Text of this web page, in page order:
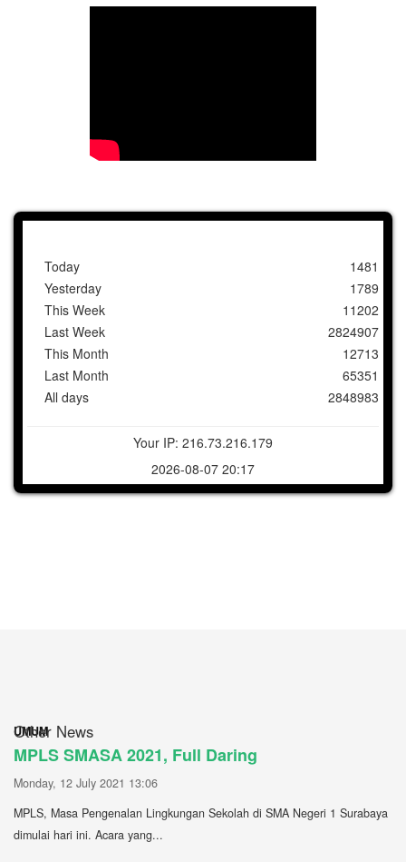
Today
Yesterday
This Week
Last Week
This Month
Last Month
All days
1481
1789
11202
2824907
12713
65351
2848983
Your IP: 216.73.216.179
2026-08-07 20:17
Other News
UMUM
MPLS SMASA 2021, Full Daring
Monday, 12 July 2021 13:06
MPLS, Masa Pengenalan Lingkungan Sekolah di SMA Negeri 1 Surabaya
dimulai hari ini. Acara yang...